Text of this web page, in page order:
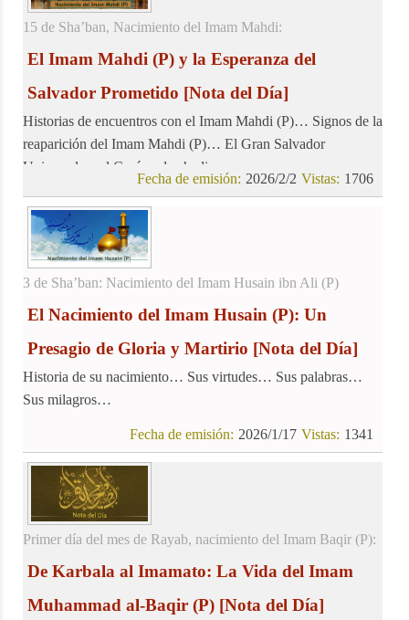
15 de Sha’ban, Nacimiento del Imam Mahdi:
El Imam Mahdi (P) y la Esperanza del
Salvador Prometido [Nota del Día]
Historias de encuentros con el Imam Mahdi (P)… Signos de la
reaparición del Imam Mahdi (P)… El Gran Salvador
Universal en el Corán y los hadices…
1706
Vistas:
2026/2/2
Fecha de emisión:
3 de Sha’ban: Nacimiento del Imam Husain ibn Ali (P)
El Nacimiento del Imam Husain (P): Un
Presagio de Gloria y Martirio [Nota del Día]
Historia de su nacimiento… Sus virtudes… Sus palabras…
Sus milagros…
1341
Vistas:
2026/1/17
Fecha de emisión:
Primer día del mes de Rayab, nacimiento del Imam Baqir (P):
De Karbala al Imamato: La Vida del Imam
Muhammad al-Baqir (P) [Nota del Día]